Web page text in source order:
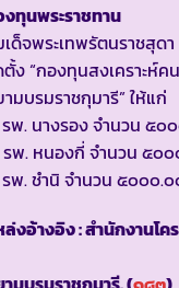
ทุนพระราชทาน
ด็จพระเทพรัตนราชสุด
ง “กองทุนสงเคราะห์ค
มบรมราชกุมารี” ให้แก่
พ. นางรอง จำนวน ๕๐
พ. หนองกี่ จำนวน ๕๐
พ. ชำนิ จำนวน ๕๐๐๐.
งอ้างอิง : สำนักงานโ